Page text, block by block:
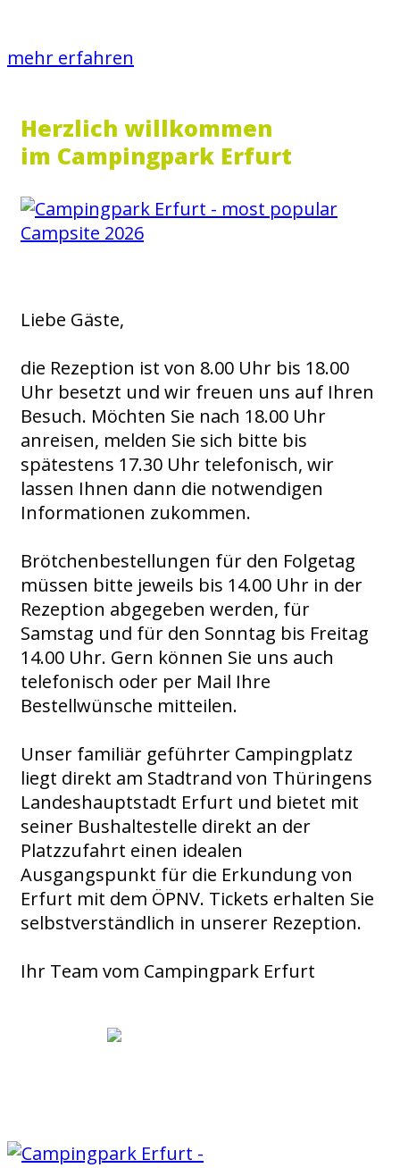
mehr erfahren
Herzlich willkommen
im Campingpark Erfurt
Liebe Gäste,
die Rezeption ist von 8.00 Uhr bis 18.00
Uhr besetzt und wir freuen uns auf Ihren
Besuch. Möchten Sie nach 18.00 Uhr
anreisen, melden Sie sich bitte bis
spätestens 17.30 Uhr telefonisch, wir
lassen Ihnen dann die notwendigen
Informationen zukommen.
Brötchenbestellungen für den Folgetag
müssen bitte jeweils bis 14.00 Uhr in der
Rezeption abgegeben werden, für
Samstag und für den Sonntag bis Freitag
14.00 Uhr. Gern können Sie uns auch
telefonisch oder per Mail Ihre
Bestellwünsche mitteilen.
Unser familiär geführter Campingplatz
liegt direkt am Stadtrand von Thüringens
Landeshauptstadt Erfurt und bietet mit
seiner Bushaltestelle direkt an der
Platzzufahrt einen idealen
Ausgangspunkt für die Erkundung von
Erfurt mit dem ÖPNV. Tickets erhalten Sie
selbstverständlich in unserer Rezeption.
Ihr Team vom Campingpark Erfurt